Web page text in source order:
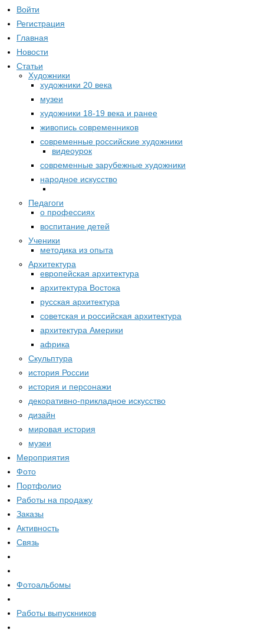
Войти
Регистрация
Главная
Новости
Статьи
Художники
художники 20 века
музеи
художники 18-19 века и ранее
живопись современников
современные российские художники
видеоурок
современные зарубежные художники
народное искусство
Педагоги
о профессиях
воспитание детей
Ученики
методика из опыта
Архитектура
европейская архитектура
архитектура Востока
русская архитектура
советская и российская архитектура
архитектура Америки
африка
Скульптура
история России
история и персонажи
декоративно-прикладное искусство
дизайн
мировая история
музеи
Мероприятия
Фото
Портфолио
Работы на продажу
Заказы
Активность
Связь
Фотоальбомы
Работы выпускников